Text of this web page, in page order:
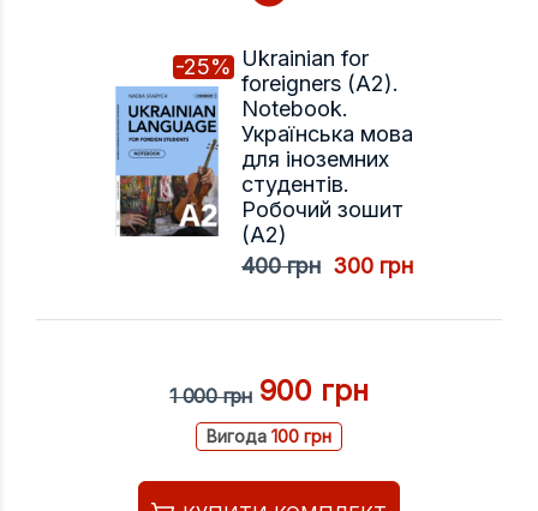
-25% Ukrainian for
foreigners (A2).
Notebook.
Українська мова
для іноземних
студентів.
Робочий зошит
(A2)
400 грн 300 грн
1 000 грн 900 грн
Вигода 100 грн